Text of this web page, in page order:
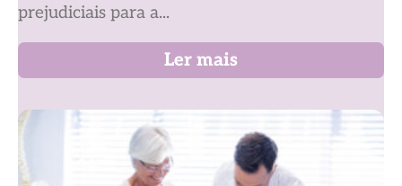
prejudiciais para a...
Ler mais